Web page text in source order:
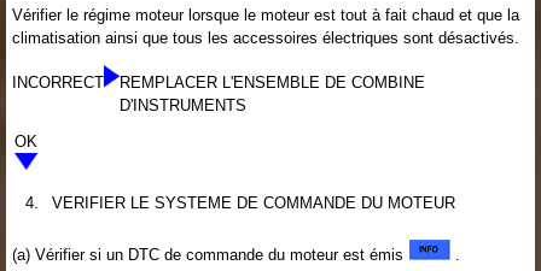
Vérifier le régime moteur lorsque le moteur est tout à fait chaud et que la
climatisation ainsi que tous les accessoires électriques sont désactivés.
INCORRECT
REMPLACER L'ENSEMBLE DE COMBINE
D'INSTRUMENTS
OK
4. VERIFIER LE SYSTEME DE COMMANDE DU MOTEUR
(a) Vérifier si un DTC de commande du moteur est émis